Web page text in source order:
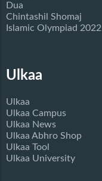
Dua
Chintashil Shomaj
Islamic Olympiad 2022
Ulkaa
Ulkaa
Ulkaa Campus
Ulkaa News
Ulkaa Abhro Shop
Ulkaa Tool
Ulkaa University